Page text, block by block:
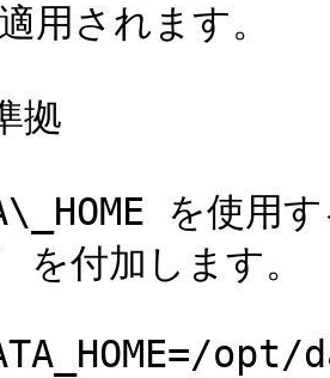
用されます。
拠
を使用
付加します。